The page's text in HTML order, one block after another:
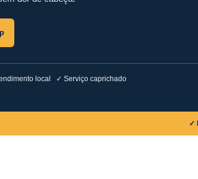
local ✓ Serviço caprichado
✓